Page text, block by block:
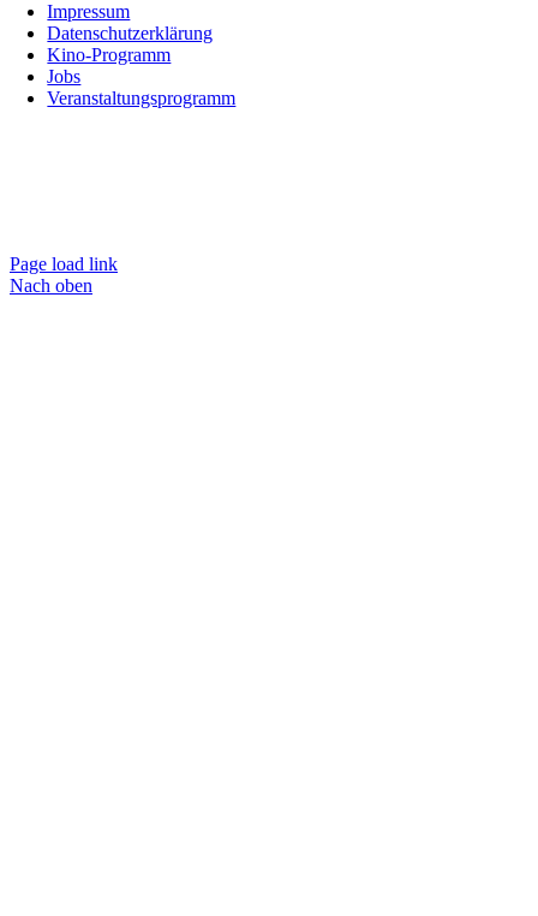
Impressum
Datenschutzerklärung
Kino-Programm
Jobs
Veranstaltungsprogramm
Page load link
Nach oben